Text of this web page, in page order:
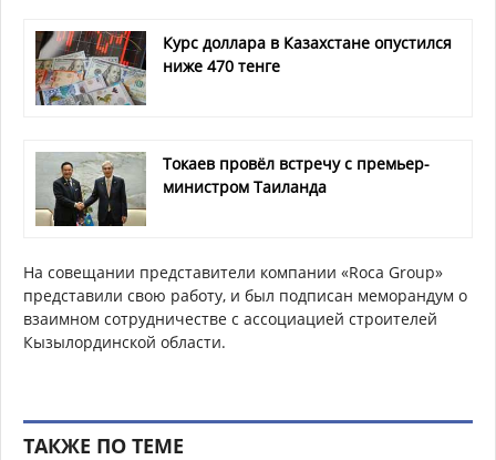
Курс доллара в Казахстане опустился
ниже 470 тенге
Токаев провёл встречу с премьер-
министром Таиланда
На совещании представители компании «Roca Group»
представили свою работу, и был подписан меморандум о
взаимном сотрудничестве с ассоциацией строителей
Кызылординской области.
ТАКЖЕ ПО ТЕМЕ